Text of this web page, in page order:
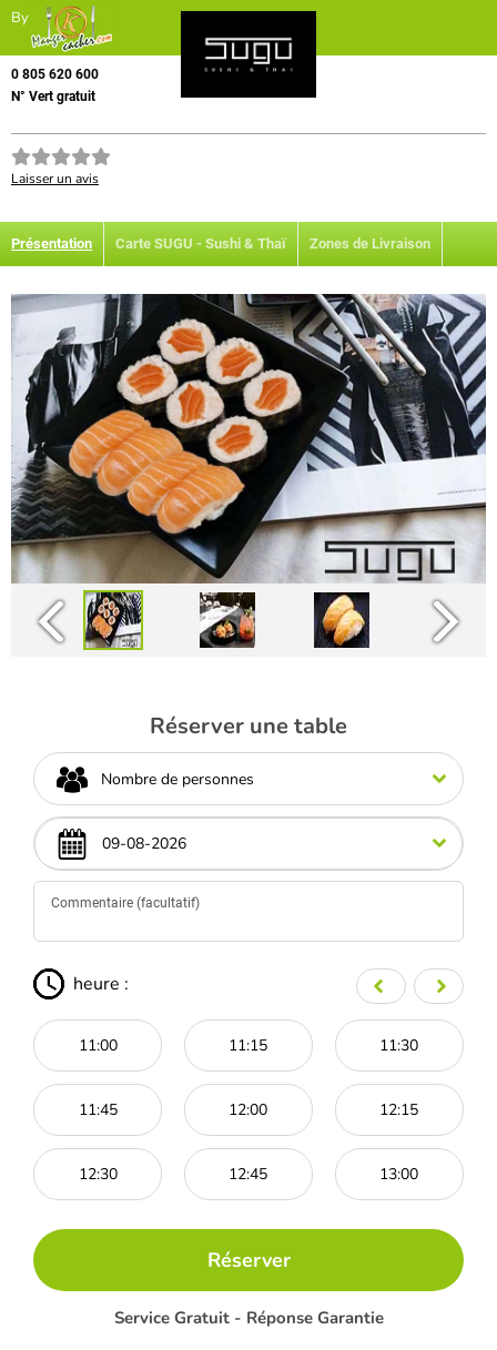
By
0 805 620 600
N° Vert gratuit
Laisser un avis
Présentation Carte SUGU - Sushi & Thaï Zones de Livraison
Réserver une table
Nombre de personnes
heure :
11:00 11:15 11:30
11:45 12:00 12:15
12:30 12:45 13:00
Réserver
Service Gratuit - Réponse Garantie